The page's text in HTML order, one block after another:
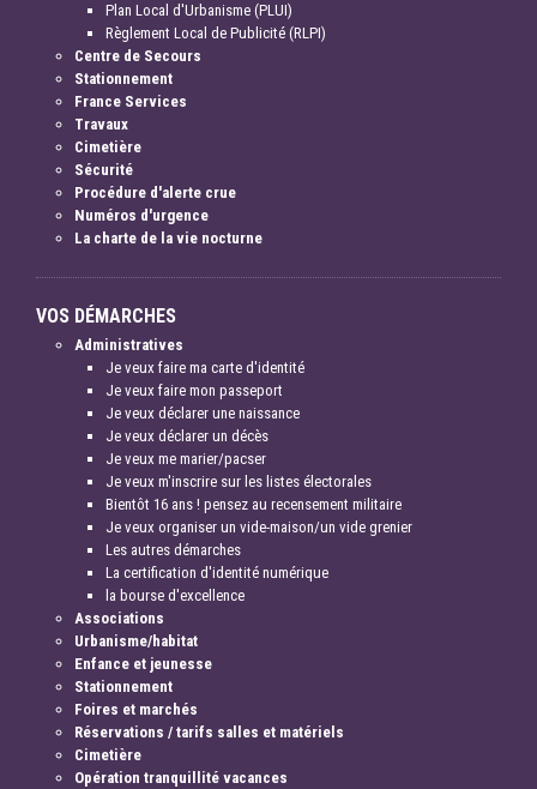
Plan Local d'Urbanisme (PLUI)
Règlement Local de Publicité (RLPI)
Centre de Secours
Stationnement
France Services
Travaux
Cimetière
Sécurité
Procédure d'alerte crue
Numéros d'urgence
La charte de la vie nocturne
VOS DÉMARCHES
Administratives
Je veux faire ma carte d'identité
Je veux faire mon passeport
Je veux déclarer une naissance
Je veux déclarer un décès
Je veux me marier/pacser
Je veux m'inscrire sur les listes électorales
Bientôt 16 ans ! pensez au recensement militaire
Je veux organiser un vide-maison/un vide grenier
Les autres démarches
La certification d'identité numérique
la bourse d'excellence
Associations
Urbanisme/habitat
Enfance et jeunesse
Stationnement
Foires et marchés
Réservations / tarifs salles et matériels
Cimetière
Opération tranquillité vacances